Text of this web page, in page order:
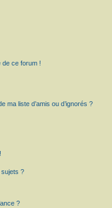
de ce forum !
ma liste d’amis ou d’ignorés ?
?
?